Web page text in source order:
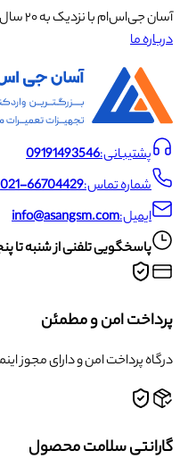
آسان جی‌اس‌ام با نزدیک به ۲۰ سال تجربه در تأمین تجهیزات تعمیرات الکترونیک، آموزش تخصصی موبایل و ارائه خدمات تعمیر تلفن همراه و لوازم جانبی، با تکیه بر تیمی حرفه‌ای، رضایت و اعتماد مشتریان را اولویت اصلی خود قرار داده است.
درباره ما
پشتیبانی:09191493546
شماره تماس:021-66704429
ایمیل:info@asangsm.com
پاسخگویی تلفنی از شنبه تا
پرداخت امن و مطمئن
درگاه پرداخت امن و دارای مجوز
گارانتی سلامت محصول